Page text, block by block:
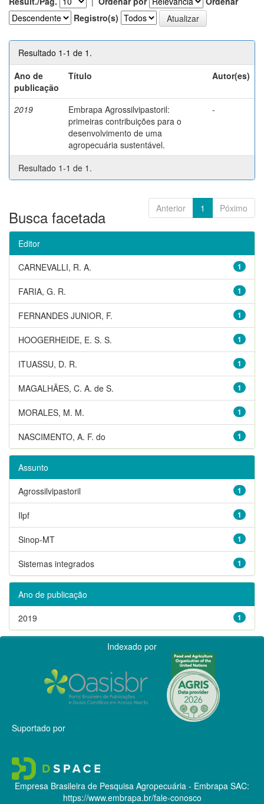
Registro(s)
Resultado 1-1 de 1.
Ano de
publicação
Título Autor(es)
2019
Embrapa Agrossilvipastoril:
primeiras contribuições para o
desenvolvimento de uma
agropecuária sustentável.
-
Resultado 1-1 de 1.
Anterior 1 Póximo
Busca facetada
Editor
1
CARNEVALLI, R. A.
1
FARIA, G. R.
1
FERNANDES JUNIOR, F.
1
HOOGERHEIDE, E. S. S.
1
ITUASSU, D. R.
1
MAGALHÃES, C. A. de S.
1
MORALES, M. M.
1
NASCIMENTO, A. F. do
Assunto
1
Agrossilvipastoril
1
Ilpf
1
Sinop-MT
1
Sistemas integrados
Ano de publicação
1
2019
Indexado por
Suportado por
Empresa Brasileira de Pesquisa Agropecuária - Embrapa SAC:
https://www.embrapa.br/fale-conosco